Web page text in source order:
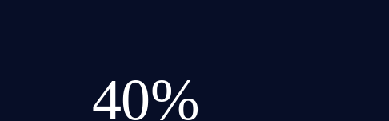
40%